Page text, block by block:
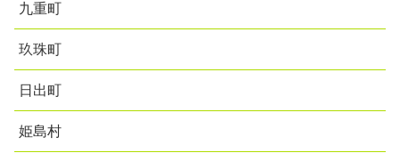
九重町
玖珠町
日出町
姫島村